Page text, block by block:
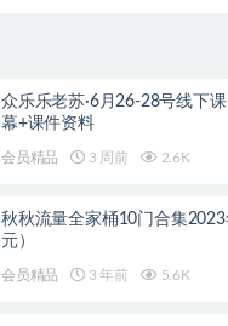
众乐乐老苏·6月26-28号线下
幕+课件资料
会员精品 3 周前 2.6K
秋秋流量全家桶10门合集
元）
会员精品 3 年前 5.6K